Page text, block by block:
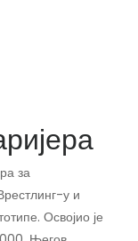
за
у и
Освојио је